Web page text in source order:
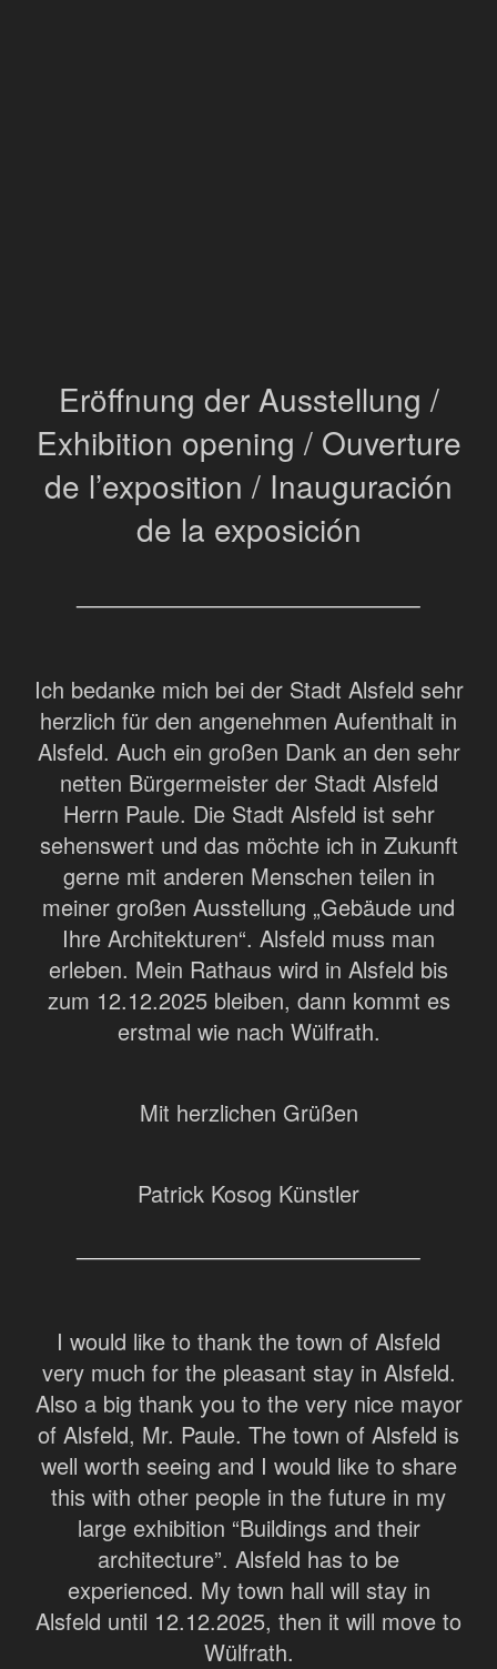
Eröffnung der Ausstellung /
Exhibition opening / Ouverture
de l’exposition / Inauguración
de la exposición
Ich bedanke mich bei der Stadt Alsfeld sehr
herzlich für den angenehmen Aufenthalt in
Alsfeld. Auch ein großen Dank an den sehr
netten Bürgermeister der Stadt Alsfeld
Herrn Paule. Die Stadt Alsfeld ist sehr
sehenswert und das möchte ich in Zukunft
gerne mit anderen Menschen teilen in
meiner großen Ausstellung „Gebäude und
Ihre Architekturen“. Alsfeld muss man
erleben. Mein Rathaus wird in Alsfeld bis
zum 12.12.2025 bleiben, dann kommt es
erstmal wie nach Wülfrath.
Mit herzlichen Grüßen
Patrick Kosog Künstler
I would like to thank the town of Alsfeld
very much for the pleasant stay in Alsfeld.
Also a big thank you to the very nice mayor
of Alsfeld, Mr. Paule. The town of Alsfeld is
well worth seeing and I would like to share
this with other people in the future in my
large exhibition “Buildings and their
architecture”. Alsfeld has to be
experienced. My town hall will stay in
Alsfeld until 12.12.2025, then it will move to
Wülfrath.